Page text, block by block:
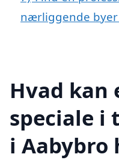
nærliggende
Hvad kan
speciale i
i Aabybro